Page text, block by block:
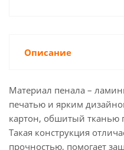
Описание
Материал пенала –
печатью и ярким
картон, обшитый тканью
Такая конструкция
прочностью, помогает